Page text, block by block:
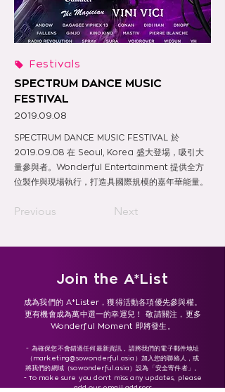
Festivals
SPECTRUM DANCE MUSIC
FESTIVAL
2019.09.08
SPECTRUM DANCE MUSIC FESTIVAL 於
2019.09.08 在 Seoul, Korea 盛大登場，吸引大
量參與者。Wonderful Entertainment 提供全方
位製作與現場執行，打造具國際規模的嘉年華能量。
Previous Next
Join the A*List
成為我們的 A*Lister，獲得活動各項優先參與權。
更有機會成為萬中選一的幸運兒！ 敬請關注，更多
Wonderful Moment 即將發生。
- 為確保您不會錯過任何最新資訊，請將我們的電子郵件地址
（ marketing@sowonderful.asia ）加入您的聯絡人，或
將我們的網域（sowonderful.asia）設為「安全寄件者」。
- To make sure you don’t miss any updates, please
add our email address